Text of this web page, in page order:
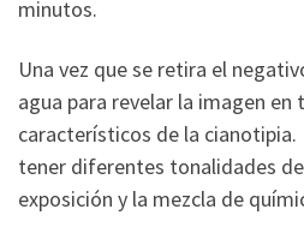
minutos.
Una vez que se retira el
agua para revelar la imagen en
característicos de la
tener diferentes tonalidades
exposición y la mezcla de